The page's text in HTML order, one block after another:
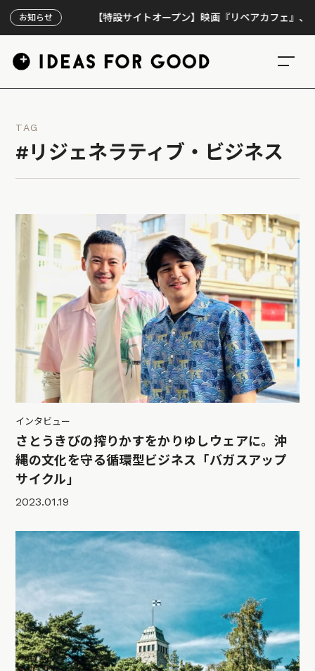
お知らせ【特設サイトオープン】映画『リペアカフェ』、上映300
TAG
#リジェネラティブ・ビジネス
インタビュー
さとうきびの搾りかすをかりゆしウェアに。沖
縄の文化を守る循環型ビジネス「バガスアップ
サイクル」
2023.01.19